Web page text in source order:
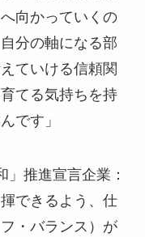
向かっていくの
分の軸になる部
ていける信頼関
てる気持ちを持
です 」
」推進宣言企業：
できるよう、仕
・バランス）が